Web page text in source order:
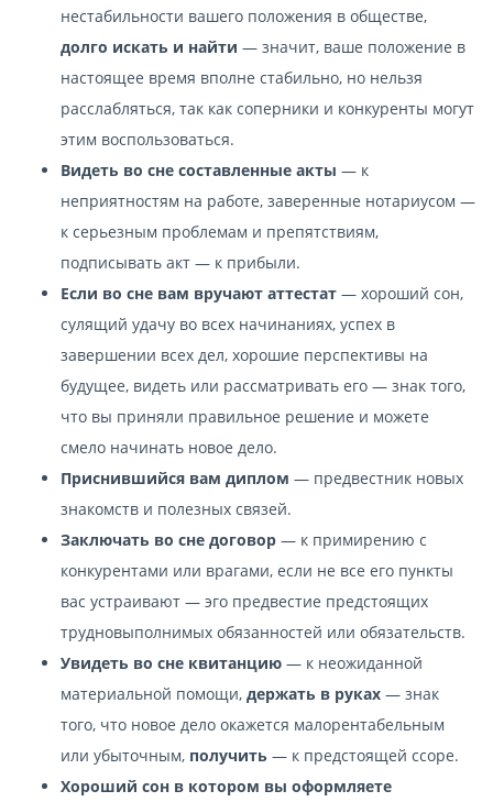
нестабильности вашего положения в обществе,
долго искать и найти — значит, ваше положение в
настоящее время вполне стабильно, но нельзя
расслабляться, так как соперники и конкуренты могут
этим воспользоваться.
Видеть во сне составленные акты — к
неприятностям на работе, заверенные нотариусом —
к серьезным проблемам и препятствиям,
подписывать акт — к прибыли.
Если во сне вам вручают аттестат — хороший сон,
сулящий удачу во всех начинаниях, успех в
завершении всех дел, хорошие перспективы на
будущее, видеть или рассматривать его — знак того,
что вы приняли правильное решение и можете
смело начинать новое дело.
Приснившийся вам диплом — предвестник новых
знакомств и полезных связей.
Заключать во сне договор — к примирению с
конкурентами или врагами, если не все его пункты
вас устраивают — эго предвестие предстоящих
трудновыполнимых обязанностей или обязательств.
Увидеть во сне квитанцию — к неожиданной
материальной помощи, держать в руках — знак
того, что новое дело окажется малорентабельным
или убыточным, получить — к предстоящей ссоре.
Хороший сон в котором вы оформляете